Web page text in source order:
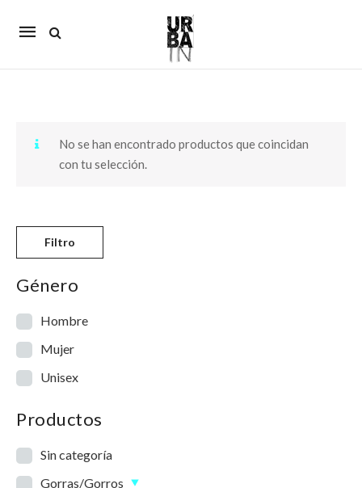
Mobile
No se han encontrado productos que coincidan
con tu selección.
Filtro
Género
Hombre
Mujer
Unisex
Productos
Sin categoría
Gorras/Gorros